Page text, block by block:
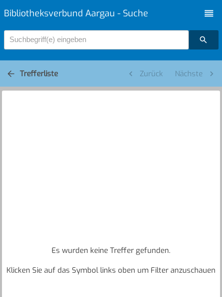
Bibliotheksverbund Aargau - Suche
Suchbegriff(e) eingeben
Trefferliste Zurück Nächste
Es wurden keine Treffer gefunden.
Klicken Sie auf das Symbol links oben um Filter anzuschauen